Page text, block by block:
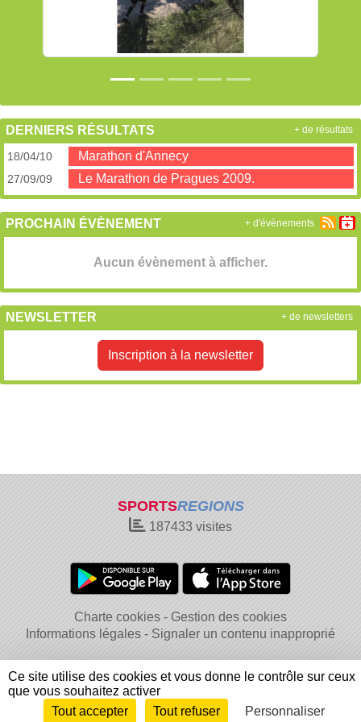
DERNIERS RÉSULTATS
18/04/10 Marathon d'Annecy
27/09/09 Le Marathon de Pragues 2009.
+ de résultats
PROCHAIN ÉVÈNEMENT
Aucun évènement à afficher.
+ d'évènements
NEWSLETTER
Inscription à la newsletter
+ de newsletters
SPORTSREGIONS
187433 visites
Charte cookies
Gestion des cookies
Informations légales
Signaler un contenu inapproprié
Envie de participer ? Connexion
Ce site utilise des cookies et vous donne le contrôle sur ceux
que vous souhaitez activer
Tout accepter
Tout refuser Personnaliser